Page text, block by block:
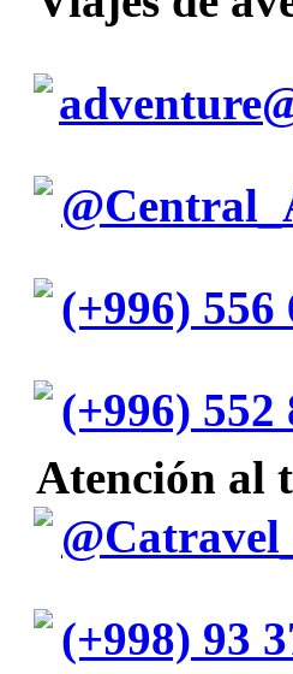
(+996) 556
(+996) 552
Atención al
(+998) 93